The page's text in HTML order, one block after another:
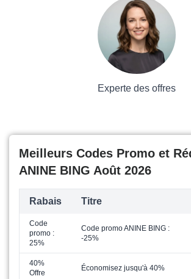
Experte des offres
Meilleurs Codes Promo et
ANINE BING Août 2026
Rabais Titre
Code
promo :
25%
Code promo ANINE BING :
-25%
40%
Offre
Économisez jusqu'à 40%